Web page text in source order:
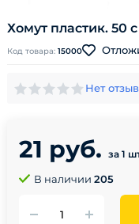
Хомут пластик. 50
Код товара: 15000
Нет
21 руб. за 1
В наличии 205